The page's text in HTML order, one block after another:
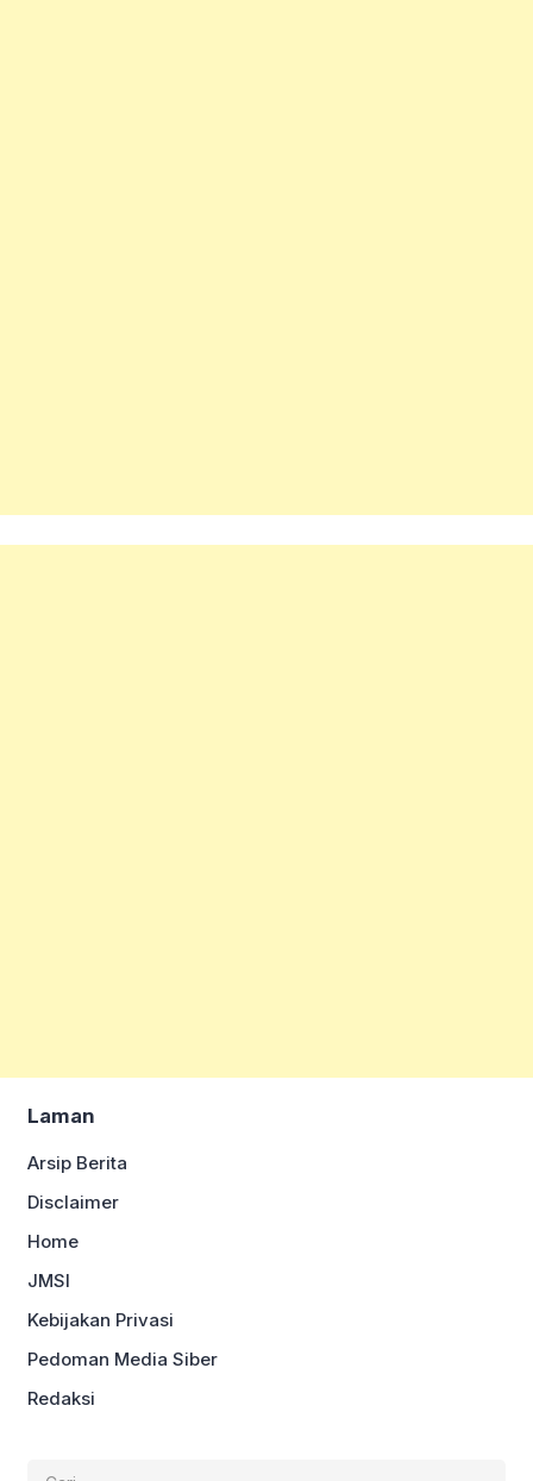
Laman
Arsip Berita
Disclaimer
Home
JMSI
Kebijakan Privasi
Pedoman Media Siber
Redaksi